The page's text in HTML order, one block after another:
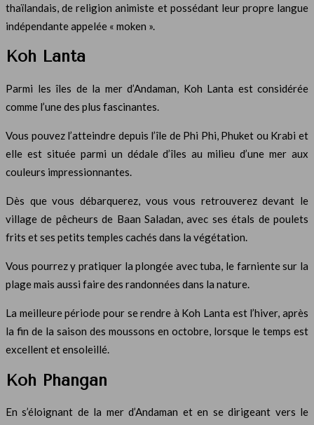
thaïlandais, de religion animiste et possédant leur propre langue
indépendante appelée « moken ».
Koh Lanta
Parmi les îles de la mer d’Andaman, Koh Lanta est considérée
comme l’une des plus fascinantes.
Vous pouvez l’atteindre depuis l’île de Phi Phi, Phuket ou Krabi et
elle est située parmi un dédale d’îles au milieu d’une mer aux
couleurs impressionnantes.
Dès que vous débarquerez, vous vous retrouverez devant le
village de pêcheurs de Baan Saladan, avec ses étals de poulets
frits et ses petits temples cachés dans la végétation.
Vous pourrez y pratiquer la plongée avec tuba, le farniente sur la
plage mais aussi faire des randonnées dans la nature.
La meilleure période pour se rendre à Koh Lanta est l’hiver, après
la fin de la saison des moussons en octobre, lorsque le temps est
excellent et ensoleillé.
Koh Phangan
En s’éloignant de la mer d’Andaman et en se dirigeant vers le